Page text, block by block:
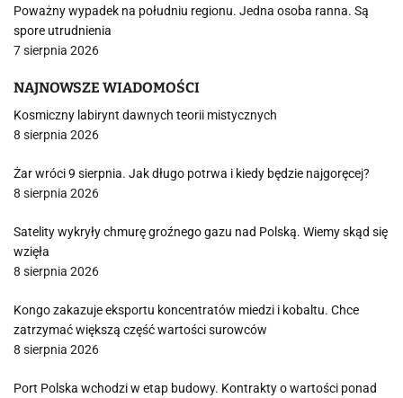
Poważny wypadek na południu regionu. Jedna osoba ranna. Są
spore utrudnienia
7 sierpnia 2026
NAJNOWSZE WIADOMOŚCI
Kosmiczny labirynt dawnych teorii mistycznych
8 sierpnia 2026
Żar wróci 9 sierpnia. Jak długo potrwa i kiedy będzie najgoręcej?
8 sierpnia 2026
Satelity wykryły chmurę groźnego gazu nad Polską. Wiemy skąd się
wzięła
8 sierpnia 2026
Kongo zakazuje eksportu koncentratów miedzi i kobaltu. Chce
zatrzymać większą część wartości surowców
8 sierpnia 2026
Port Polska wchodzi w etap budowy. Kontrakty o wartości ponad